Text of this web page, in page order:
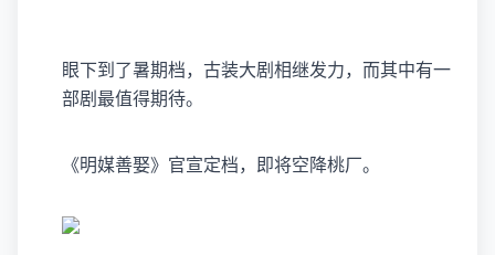
眼下到了暑期档，古装大剧相继发力，而其中有一
部剧最值得期待。
《明媒善娶》官宣定档，即将空降桃厂。